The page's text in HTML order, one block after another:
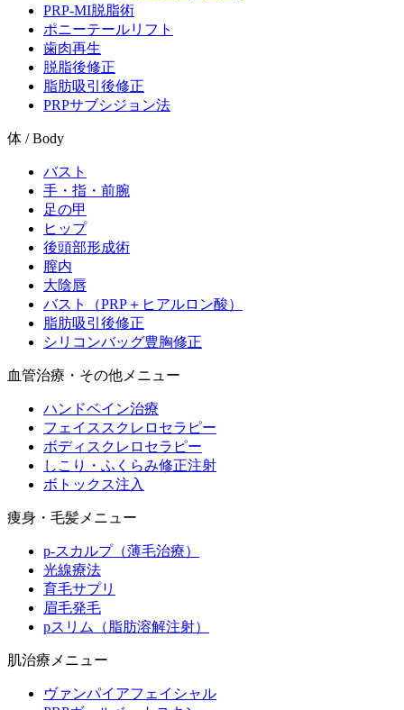
PRP-MI脱脂術
ポニーテールリフト
歯肉再生
脱脂後修正
脂肪吸引後修正
PRPサブシジョン法
体 / Body
バスト
手・指・前腕
足の甲
ヒップ
後頭部形成術
膣内
大陰唇
バスト（PRP＋ヒアルロン酸）
脂肪吸引後修正
シリコンバッグ豊胸修正
血管治療・その他メニュー
ハンドベイン治療
フェイススクレロセラピー
ボディスクレロセラピー
しこり・ふくらみ修正注射
ボトックス注入
痩身・毛髪メニュー
p-スカルプ（薄毛治療）
光線療法
育毛サプリ
眉毛発毛
pスリム（脂肪溶解注射）
肌治療メニュー
ヴァンパイアフェイシャル